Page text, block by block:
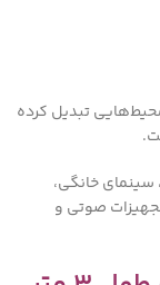
محیط‌هایی تبدیل کرده
خانگی،
صوتی و